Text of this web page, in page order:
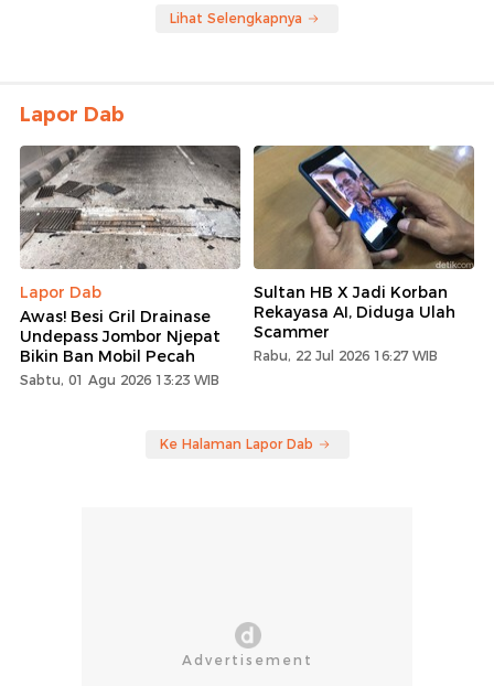
Lihat Selengkapnya
Lapor Dab
Lapor Dab
Awas! Besi Gril Drainase
Undepass Jombor Njepat
Bikin Ban Mobil Pecah
Sabtu, 01 Agu 2026 13:23 WIB
Sultan HB X Jadi Korban
Rekayasa AI, Diduga Ulah
Scammer
Rabu, 22 Jul 2026 16:27 WIB
Ke Halaman Lapor Dab